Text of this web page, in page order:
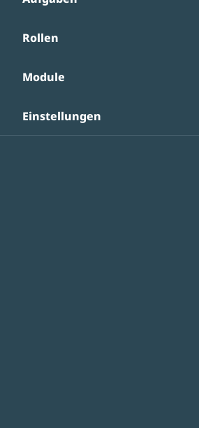
Rollen
Module
Einstellungen